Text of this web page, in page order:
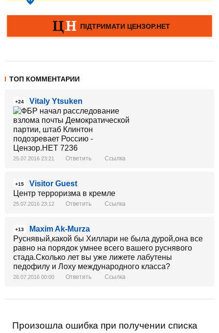
ТОП КОММЕНТАРИИ
+24 Vitaly Ytsuken
25.07.2016 23:21 Ответить Ссылка
+15
Visitor Guest
Центр терроризма в кремле
25.07.2016 23:12 Ответить Ссылка
+13
Maxim Ak-Murza
Руснявый,какой бы Хиллари не была дурой,она все
равно на порядок умнее всего вашего руснявого
стада.Сколько лет вы уже лижете лабутены
педофилу и Лоху международного класса?
26.07.2016 00:00 Ответить Ссылка
Произошла ошибка при получении списка